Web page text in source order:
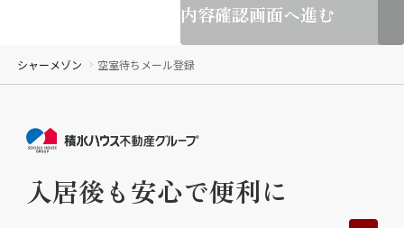
シャーメゾンライフ GUARD
内容確認画面へ進む
シャーメゾン 空室待ちメール登録
入居後も安心で便利に